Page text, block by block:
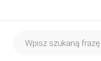
produktów